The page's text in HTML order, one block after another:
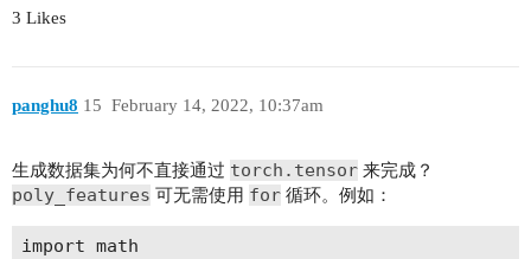
3 Likes
panghu8 February 14, 2022, 10:37am
15
生成数据集为何不直接通过 torch.tensor 来完成？
poly_features 可无需使用 for 循环。例如：
import math